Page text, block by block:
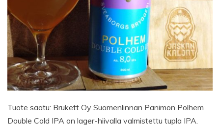
Tuote saatu: Brukett Oy Suomenlinnan Panimon Polhem
Double Cold IPA on lager-hiivalla valmistettu tupla IPA.